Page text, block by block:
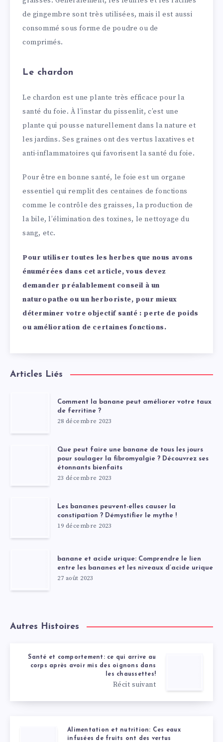
de gingembre sont très utilisées, mais il est aussi
consommé sous forme de poudre ou de
comprimés.
Le chardon
Le chardon est une plante très efficace pour la
santé du foie. À l’instar du pissenlit, c’est une
plante qui pousse naturellement dans la nature et
les jardins. Ses graines ont des vertus laxatives et
anti-inflammatoires qui favorisent la santé du foie.
Pour être en bonne santé, le foie est un organe
essentiel qui remplit des centaines de fonctions
comme le contrôle des graisses, la production de
la bile, l’élimination des toxines, le nettoyage du
sang, etc.
Pour utiliser toutes les herbes que nous avons
énumérées dans cet article, vous devez
demander préalablement conseil à un
naturopathe ou un herboriste, pour mieux
déterminer votre objectif santé : perte de poids
ou amélioration de certaines fonctions.
Articles Liés
Comment la banane peut améliorer votre taux
de ferritine ?
28 décembre 2023
Que peut faire une banane de tous les jours
pour soulager la fibromyalgie ? Découvrez ses
étonnants bienfaits
23 décembre 2023
Les bananes peuvent-elles causer la
constipation ? Démystifier le mythe !
19 décembre 2023
banane et acide urique: Comprendre le lien
entre les bananes et les niveaux d’acide urique
27 août 2023
Autres Histoires
Santé et comportement: ce qui arrive au
corps après avoir mis des oignons dans
les chaussettes!
Récit suivant
Alimentation et nutrition: Ces eaux
infusées de fruits ont des vertus